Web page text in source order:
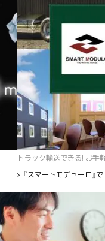
トラック輸送できる! お手
『スマートモデューロ』